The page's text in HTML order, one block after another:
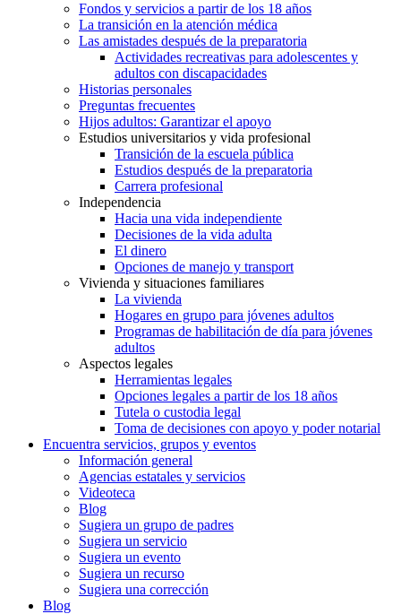
Fondos y servicios a partir de los 18 años
La transición en la atención médica
Las amistades después de la preparatoria
Actividades recreativas para adolescentes y
adultos con discapacidades
Historias personales
Preguntas frecuentes
Hijos adultos: Garantizar el apoyo
Estudios universitarios y vida profesional
Transición de la escuela pública
Estudios después de la preparatoria
Carrera profesional
Independencia
Hacia una vida independiente
Decisiones de la vida adulta
El dinero
Opciones de manejo y transport
Vivienda y situaciones familiares
La vivienda
Hogares en grupo para jóvenes adultos
Programas de habilitación de día para jóvenes
adultos
Aspectos legales
Herramientas legales
Opciones legales a partir de los 18 años
Tutela o custodia legal
Toma de decisiones con apoyo y poder notarial
Encuentra servicios, grupos y eventos
Información general
Agencias estatales y servicios
Videoteca
Blog
Sugiera un grupo de padres
Sugiera un servicio
Sugiera un evento
Sugiera un recurso
Sugiera una corrección
Blog